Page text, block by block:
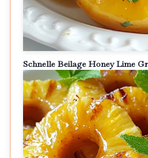
Schnelle Beilage Honey Lime